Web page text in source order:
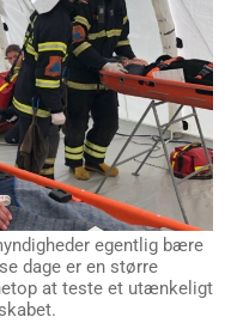
egentlig bære
dage er en større
at teste et utænkeligt